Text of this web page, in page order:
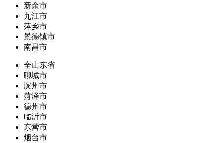
新余市
九江市
萍乡市
景德镇市
南昌市
全山东省
聊城市
滨州市
菏泽市
德州市
临沂市
东营市
烟台市